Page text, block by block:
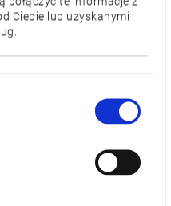
Ciebie lub uzyskanymi
: